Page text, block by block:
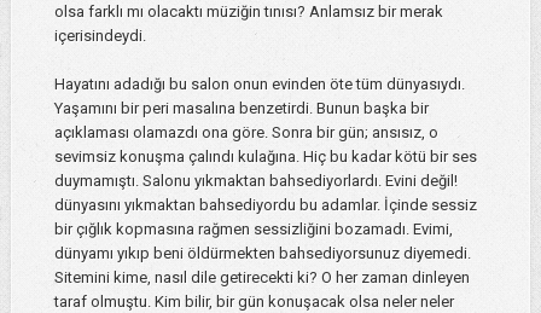
olsa farklı mı olacaktı müziğin tınısı? Anlamsız bir merak
içerisindeydi.
Hayatını adadığı bu salon onun evinden öte tüm dünyasıydı.
Yaşamını bir peri masalına benzetirdi. Bunun başka bir
açıklaması olamazdı ona göre. Sonra bir gün; ansısız, o
sevimsiz konuşma çalındı kulağına. Hiç bu kadar kötü bir ses
duymamıştı. Salonu yıkmaktan bahsediyorlardı. Evini değil!
dünyasını yıkmaktan bahsediyordu bu adamlar. İçinde sessiz
bir çığlık kopmasına rağmen sessizliğini bozamadı. Evimi,
dünyamı yıkıp beni öldürmekten bahsediyorsunuz diyemedi.
Sitemini kime, nasıl dile getirecekti ki? O her zaman dinleyen
taraf olmuştu. Kim bilir, bir gün konuşacak olsa neler neler